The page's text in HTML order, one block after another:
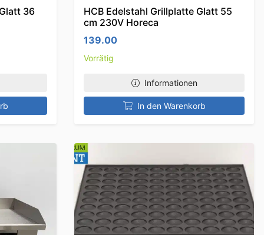
36
HCB Edelstahl Grillplatte Glatt 55
cm 230V Horeca
139.00
Vorrätig
Informationen
In den Warenkorb